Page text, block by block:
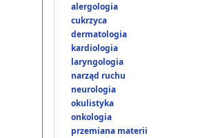
alergologia
cukrzyca
dermatologia
kardiologia
laryngologia
narząd ruchu
neurologia
okulistyka
onkologia
przemiana materii